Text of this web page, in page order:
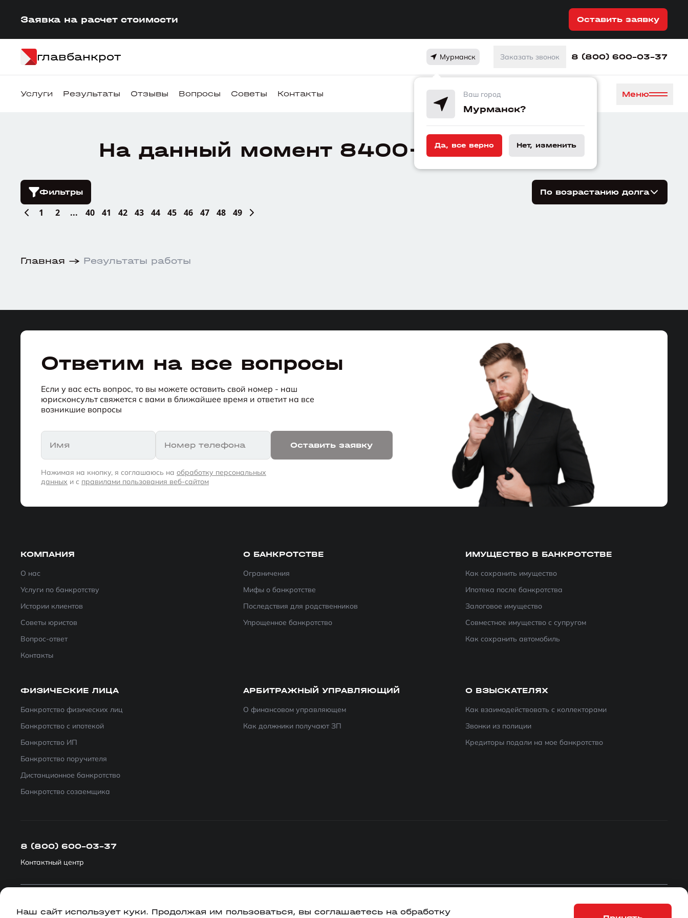
Заявка на расчет стоимости Оставить заявку
главбанкрот Мурманск
Ваш город
Мурманск?
Да, все верно Нет, изменить
Заказать звонок 8 (800) 600-03-37
Меню
Услуги Результаты Отзывы Вопросы Советы Контакты
На данный момент 8400+ дел в работе
По возрастанию долга
Фильтры
1 2 ... 40 41 42 43 44 45 46 47 48 49
Главная Результаты работы
Ответим на все вопросы
Если у вас есть вопрос, то вы можете оставить свой номер - наш
юрисконсульт свяжется с вами в ближайшее время и ответит на все
возникшие вопросы
Имя Номер телефона Оставить заявку
Нажимая на кнопку, я соглашаюсь на обработку персональных
данных и с правилами пользования веб-сайтом
КОМПАНИЯ
О нас
Услуги по банкротству
Истории клиентов
Советы юристов
Вопрос-ответ
Контакты
О БАНКРОТСТВЕ
Ограничения
Мифы о банкротстве
Последствия для родственников
Упрощенное банкротство
ИМУЩЕСТВО В БАНКРОТСТВЕ
Как сохранить имущество
Ипотека после банкротства
Залоговое имущество
Совместное имущество с супругом
Как сохранить автомобиль
ФИЗИЧЕСКИЕ ЛИЦА
Банкротство физических лиц
Банкротство с ипотекой
Банкротство ИП
Банкротство поручителя
Дистанционное банкротство
Банкротство созаемщика
АРБИТРАЖНЫЙ УПРАВЛЯЮЩИЙ
О финансовом управляющем
Как должники получают ЗП
О ВЗЫСКАТЕЛЯХ
Как взаимодействовать с коллекторами
Звонки из полиции
Кредиторы подали на мое банкротство
8 (800) 600-03-37
Контактный центр
Политика конфиденциальности
Наш сайт использует куки. Продолжая им пользоваться, вы соглашаетесь на обработку